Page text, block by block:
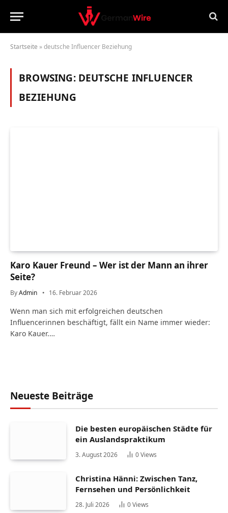
Startseite »deutsche Influencer Beziehung
BROWSING: DEUTSCHE INFLUENCER
BEZIEHUNG
Karo Kauer Freund – Wer ist der Mann an ihrer
Seite?
ByAdmin 16. Februar 2026
Wenn man sich mit erfolgreichen deutschen
Influencerinnen beschäftigt, fällt ein Name immer wieder:
Karo Kauer.…
Neueste Beiträge
Die besten europäischen Städte für
ein Auslandspraktikum
3. August 2026 0Views
Christina Hänni: Zwischen Tanz,
Fernsehen und Persönlichkeit
28. Juli 2026 0Views